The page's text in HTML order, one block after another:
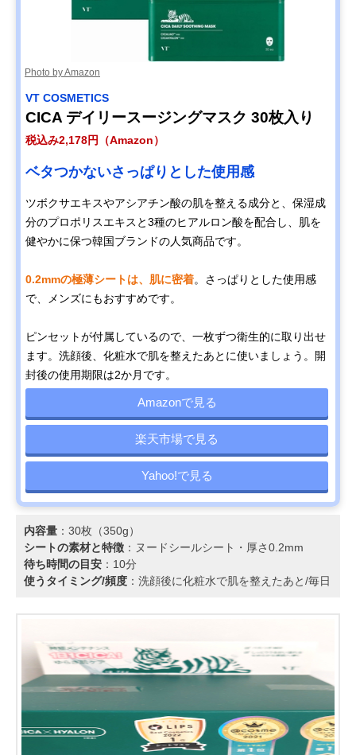
Photo by Amazon
VT COSMETICS
CICA デイリースージングマスク 30枚入り
税込み2,178円（Amazon）
ベタつかないさっぱりとした使用感
ツボクサエキスやアシアチン酸の肌を整える成分と、保湿成
分のプロポリスエキスと3種のヒアルロン酸を配合し、肌を
健やかに保つ韓国ブランドの人気商品です。
0.2mmの極薄シートは、肌に密着。さっぱりとした使用感
で、メンズにもおすすめです。
ピンセットが付属しているので、一枚ずつ衛生的に取り出せ
ます。洗顔後、化粧水で肌を整えたあとに使いましょう。開
封後の使用期限は2か月です。
Amazonで見る
楽天市場で見る
Yahoo!で見る
内容量 ：30枚（350g）
シートの素材と特徴 ：ヌードシールシート・厚さ0.2mm
待ち時間の目安 ：10分
使うタイミング/頻度 ：洗顔後に化粧水で肌を整えたあと/毎日